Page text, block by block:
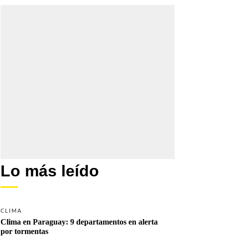
Lo más leído
CLIMA
Clima en Paraguay: 9 departamentos en alerta
por tormentas